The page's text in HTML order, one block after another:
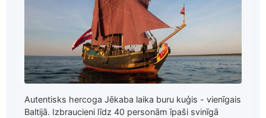
Autentisks hercoga Jēkaba laika buru kuģis - vienīgais
Baltijā. Izbraucieni līdz 40 personām īpaši svinīgā